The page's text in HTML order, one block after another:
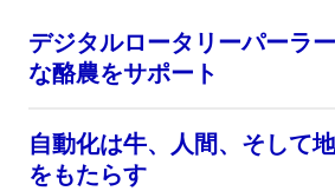
デジタルロータリーパーラ
な酪農をサポート
自動化は牛、人間、そして
をもたらす